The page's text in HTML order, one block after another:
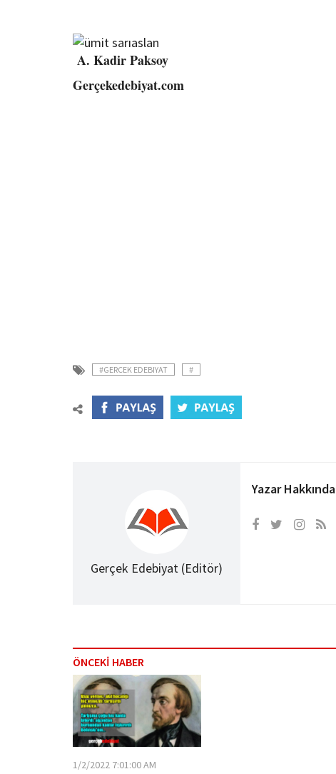
A. Kadir Paksoy
Gerçekedebiyat.com
#GERCEK EDEBIYAT #
Gerçek Edebiyat (Editör)
Yazar Hakkında
ÖNCEKİ HABER
1/2/2022 7:01:00 AM